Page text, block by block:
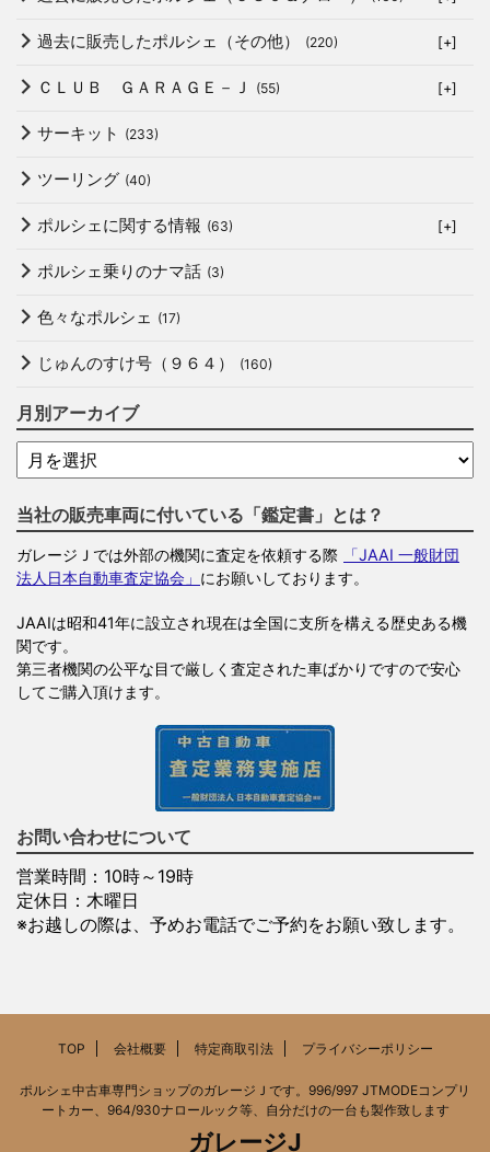
過去に販売したポルシェ（その他） (220) [+]
ＣＬＵＢ ＧＡＲＡＧＥ－Ｊ (55) [+]
サーキット (233)
ツーリング (40)
ポルシェに関する情報 (63) [+]
ポルシェ乗りのナマ話 (3)
色々なポルシェ (17)
じゅんのすけ号（９６４） (160)
月別アーカイブ
当社の販売車両に付いている「鑑定書」とは？
ガレージＪでは外部の機関に査定を依頼する際
「JAAI 一般財団
法人日本自動車査定協会」 にお願いしております。
JAAIは昭和41年に設立され現在は全国に支所を構える歴史ある機
関です。
第三者機関の公平な目で厳しく査定された車ばかりですので安心
してご購入頂けます。
お問い合わせについて
営業時間：10時～19時
定休日：木曜日
※お越しの際は、予めお電話でご予約をお願い致します。
TOP 会社概要 特定商取引法 プライバシーポリシー
ポルシェ中古車専門ショップのガレージＪです。996/997 JTMODEコンプリ
ートカー、964/930ナロールック等、自分だけの一台も製作致します
ガレージJ